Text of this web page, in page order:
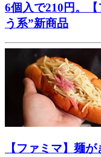
6個入で210円。
う系”新商品
【ファミマ】麺